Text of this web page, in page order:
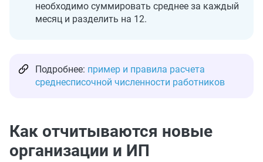
необходимо суммировать среднее за каждый
месяц и разделить на 12.
Подробнее: пример и правила расчета
среднесписочной численности работников
Как отчитываются новые
организации и ИП